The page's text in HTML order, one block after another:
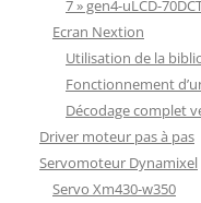
7 » gen4-uLCD-
Ecran Nextion
Utilisation de la
Fonctionnement
Décodage complet
Driver moteur pas à pas
Servomoteur Dynamixel
Servo Xm430-w350